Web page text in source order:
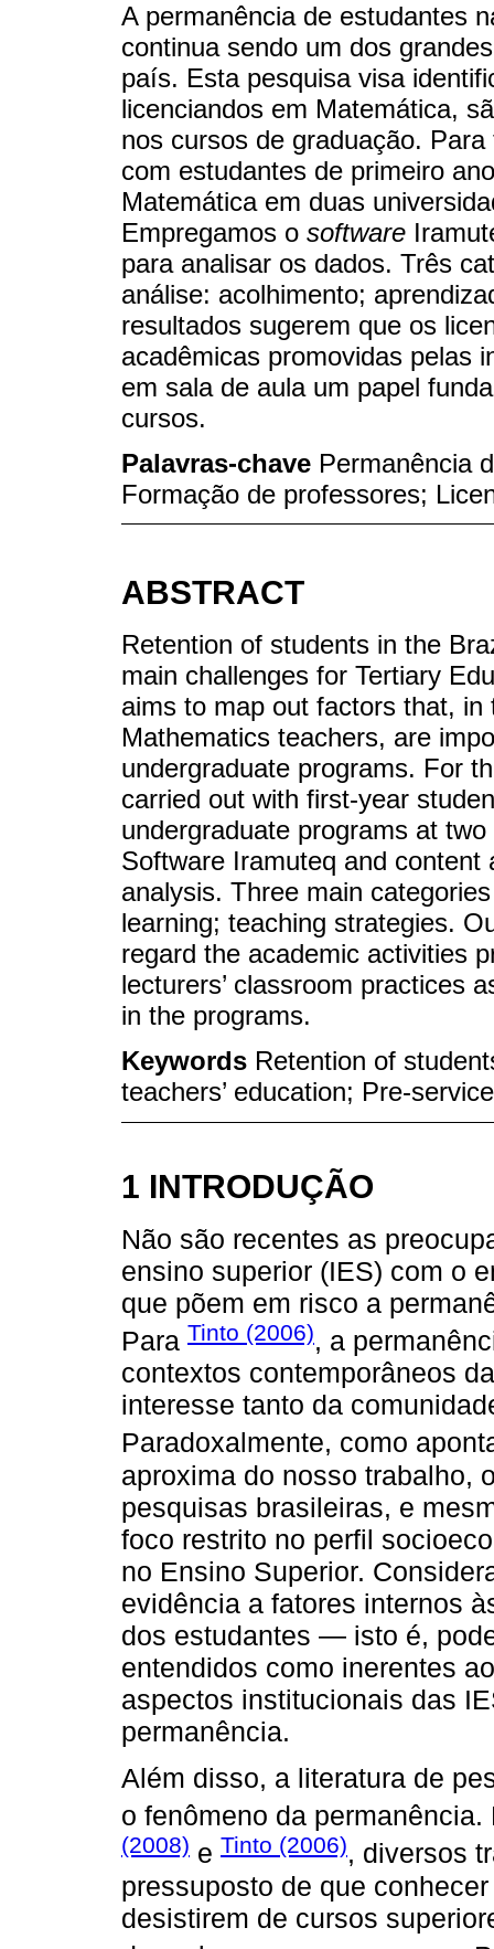
A permanência de estudantes
continua sendo um dos
país. Esta pesquisa visa
licenciandos em Matemática,
nos cursos de graduação.
com estudantes de primeiro
Matemática em duas
Empregamos o software
para analisar os dados. Três
análise: acolhimento;
resultados sugerem que os
acadêmicas promovidas pelas
em sala de aula um papel
cursos.
Palavras-chave Permanência
Formação de professores;
ABSTRACT
Retention of students in the
main challenges for Tertiary
aims to map out factors that,
Mathematics teachers, are
undergraduate programs. For
carried out with first-year
undergraduate programs at
Software Iramuteq and
analysis. Three main
learning; teaching strategies.
regard the academic activities
lecturers’ classroom practices
in the programs.
Keywords Retention of
teachers’ education; Pre-
1 INTRODUÇÃO
Não são recentes as
ensino superior (IES) com o
que põem em risco a
Para Tinto (2006), a
contextos contemporâneos
interesse tanto da
Paradoxalmente, como
aproxima do nosso trabalho,
pesquisas brasileiras, e
foco restrito no perfil
no Ensino Superior.
evidência a fatores internos
dos estudantes — isto é,
entendidos como inerentes
aspectos institucionais das
permanência.
Além disso, a literatura de
o fenômeno da
(2008) e Tinto (2006), diversos
pressuposto de que
desistirem de cursos